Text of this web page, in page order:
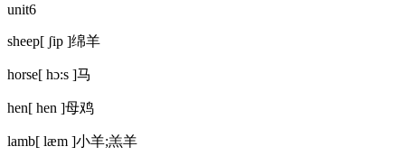
unit6
sheep[ ʃip ]绵羊
horse[ hɔ:s ]马
hen[ hen ]母鸡
lamb[ læm ]小羊;羔羊